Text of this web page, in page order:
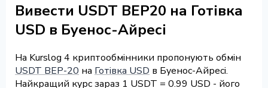
Вивести USDT BEP20 на Готівка
USD в Буенос-Айресі
На Kurslog 4 криптообмінники пропонують обмін
USDT BEP-20 на Готівка USD в Буенос-Айресі.
Найкращий курс зараз 1 USDT = 0.99 USD - його